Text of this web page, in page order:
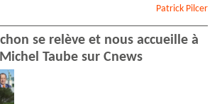
Patrick Pilcer
se relève et nous accueille à
Taube sur Cnews